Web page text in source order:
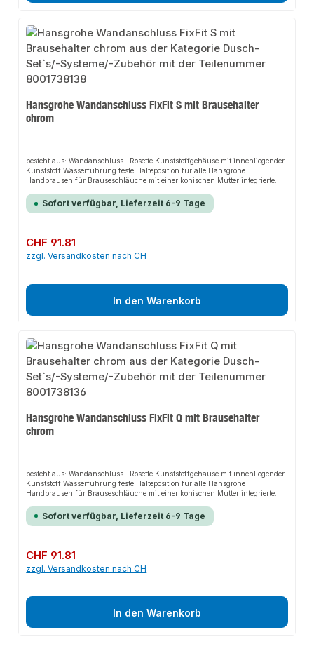
Hansgrohe Wandanschluss FixFit S mit Brausehalter
chrom
besteht aus: Wandanschluss · Rosette Kunststoffgehäuse mit innenliegender
Kunststoff Wasserführung feste Halteposition für alle Hansgrohe
Handbrausen für Brauseschläuche mit einer konischen Mutter integrierte
1/2Weitere technische Eigenschaften:· Rosettengröße: 95mm· Mit
Rückstromsicherung: ja· Mit Rosette: ja· Für Duschschlauch: ja· UBA-
Sofort verfügbar, Lieferzeit 6-9 Tage
Regulärer Preis:
CHF 91.81
zzgl. Versandkosten nach CH
In den Warenkorb
Hansgrohe Wandanschluss FixFit Q mit Brausehalter
chrom
besteht aus: Wandanschluss · Rosette Kunststoffgehäuse mit innenliegender
Kunststoff Wasserführung feste Halteposition für alle Hansgrohe
Handbrausen für Brauseschläuche mit einer konischen Mutter integrierte
1/2Weitere technische Eigenschaften:· Rosettengröße: 90mm· Mit
Rückstromsicherung: ja· Mit Rosette: ja· Für Duschschlauch: ja· UBA-
Sofort verfügbar, Lieferzeit 6-9 Tage
Regulärer Preis:
CHF 91.81
zzgl. Versandkosten nach CH
In den Warenkorb